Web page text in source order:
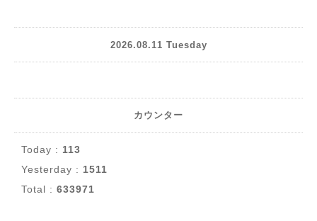
2026.08.11 Tuesday
カウンター
Today : 113
Yesterday : 1511
Total : 633971